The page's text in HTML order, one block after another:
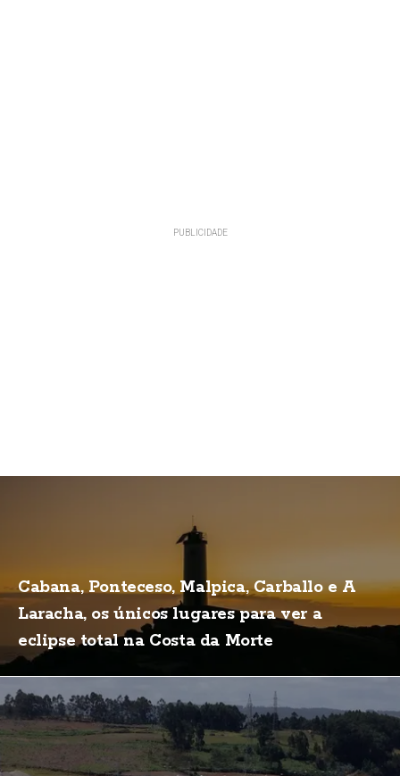
Cabana, Ponteceso, Malpica, Carballo e A
Laracha, os únicos lugares para ver a
eclipse total na Costa da Morte